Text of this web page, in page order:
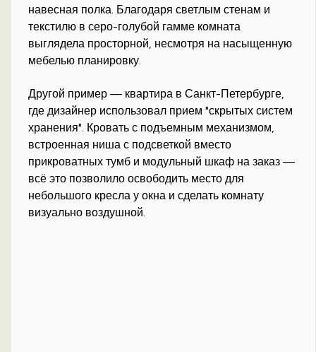
навесная полка. Благодаря светлым стенам и
текстилю в серо-голубой гамме комната
выглядела просторной, несмотря на насыщенную
мебелью планировку.
Другой пример — квартира в Санкт-Петербурге,
где дизайнер использовал прием "скрытых систем
хранения". Кровать с подъемным механизмом,
встроенная ниша с подсветкой вместо
прикроватных тумб и модульный шкаф на заказ —
всё это позволило освободить место для
небольшого кресла у окна и сделать комнату
визуально воздушной.